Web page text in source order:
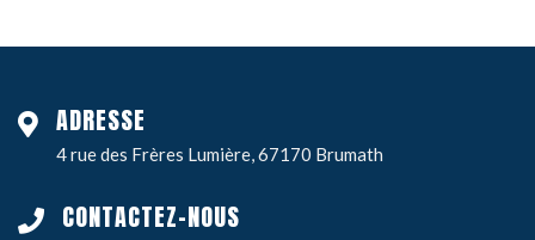
ADRESSE
4 rue des Frères Lumière, 67170 Brumath
CONTACTEZ-NOUS